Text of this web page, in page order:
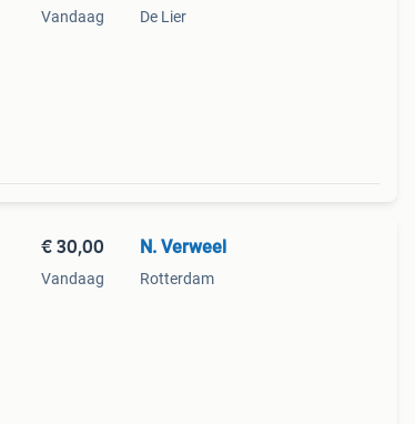
Vandaag De Lier
€ 30,00
Vandaag
N. Verweel
Rotterdam